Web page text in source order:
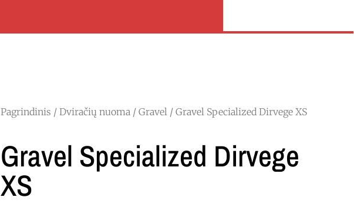
Pagrindinis / Dviračių nuoma / Gravel / Gravel Specialized Dirvege XS
Gravel Specialized Dirvege
XS